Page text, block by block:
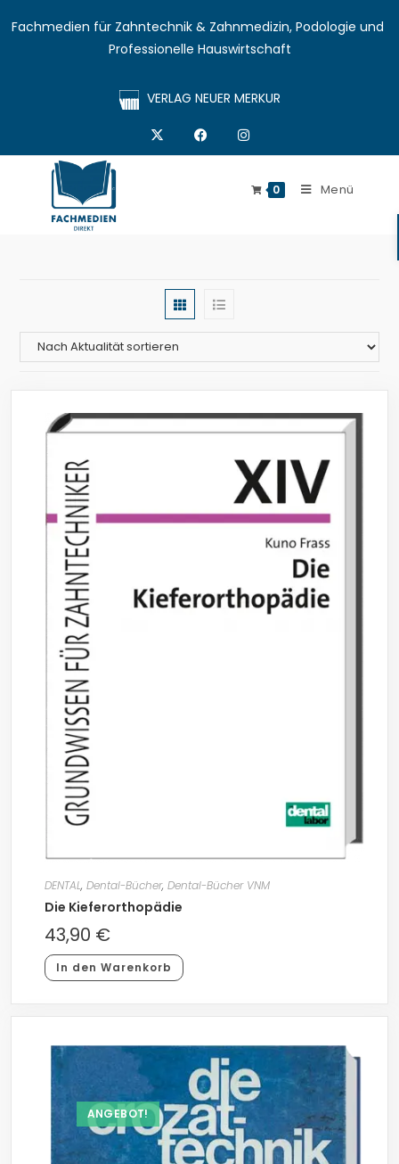
Fachmedien für Zahntechnik & Zahnmedizin, Podologie und
Professionelle Hauswirtschaft
VERLAG NEUER MERKUR
0 Menü
DENTAL, Dental-Bücher, Dental-Bücher VNM
Die Kieferorthopädie
43,90 €
In den Warenkorb
ANGEBOT!